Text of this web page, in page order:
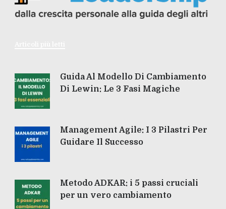
Guida Al Modello Di Cambiamento
Di Lewin: Le 3 Fasi Magiche
Management Agile: I 3 Pilastri Per
Guidare Il Successo
Metodo ADKAR: i 5 passi cruciali
per un vero cambiamento